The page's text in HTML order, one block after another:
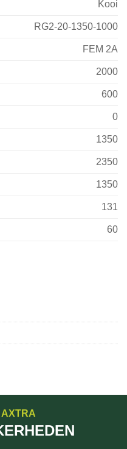
Kooi
RG2-20-1350-1000
FEM 2A
2000
600
0
1350
2350
1350
131
60
AXTRA